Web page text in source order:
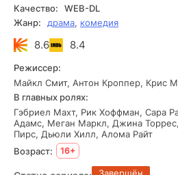
Качество:
WEB-DL
Жанр:
драма, комедия
8.6 8.4
Режиссер:
Майкл Смит, Антон Кроппер, Крис
В главных ролях:
Гэбриел Махт, Рик Хоффман, Сара
Адамс, Меган Маркл, Джина
Пирс, Дьюли Хилл, Алома Райт
Возраст:
16+